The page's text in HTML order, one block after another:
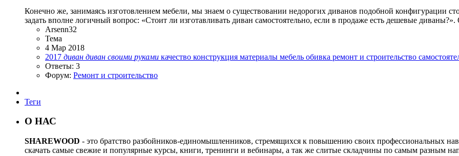
Конечно же, занимаясь изготовлением мебели, мы знаем о существовании недорогих диванов подобной конфигурации
задать вполне логичный вопрос: «Стоит ли изготавливать диван самостоятельно, если в продаже есть дешевые
Arsenn32
Тема
4 Мар 2018
2017 диван диван своими руками качество конструкция материалы мебель обивка ремонт и строительство
Ответы: 3
Форум: Ремонт и строительство
Теги
О НАС
SHAREWOOD - это братство разбойников-единомышленников, стремящихся к повышению своих профессиональных
скачать самые свежие и популярные курсы, книги, тренинги и вебинары, а так же слитые складчины по самым разным